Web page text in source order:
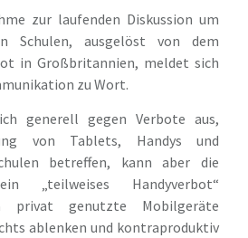
zur laufenden Diskussion um
Schulen, ausgelöst von dem
in Großbritannien, meldet sich
zu Wort.
generell gegen Verbote aus,
von Tablets, Handys und
betreffen, kann aber die
„teilweises Handyverbot“
privat genutzte Mobilgeräte
ablenken und kontraproduktiv